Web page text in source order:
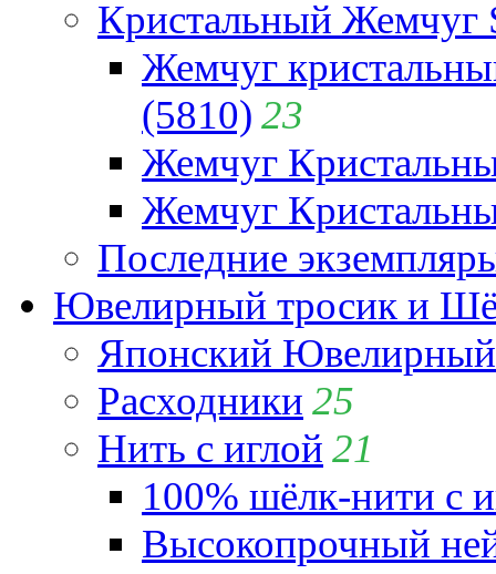
Кристальный Жемчуг
Жемчуг
(5810) 23
Жемчуг
Жемчуг
Последние
Ювелирный тросик и
Японский
Расходники 25
Нить с иглой 21
100% шёлк-нити с
Высокопрочный